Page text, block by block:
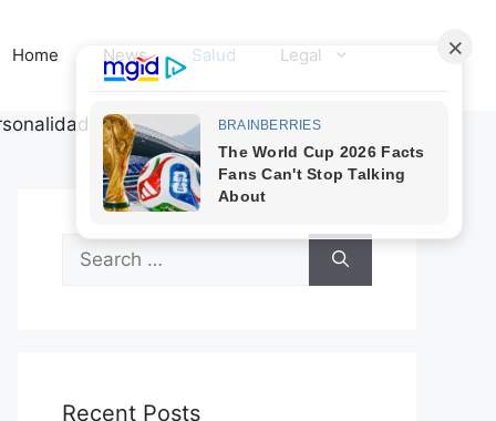
Home News Salud Legal
Search
for:
Recent Posts